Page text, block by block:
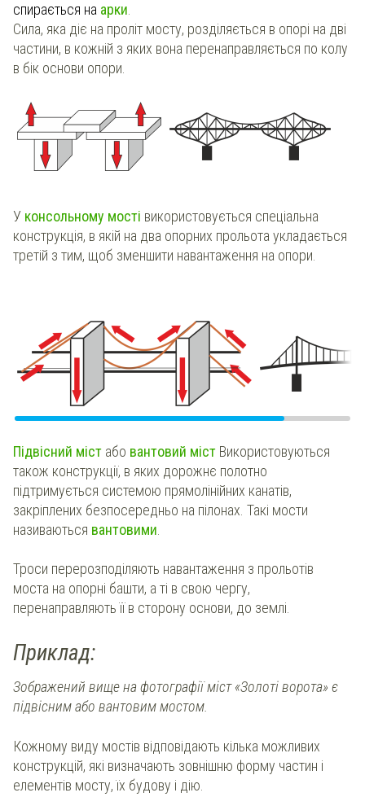
спирається на арки.
Сила, яка діє на проліт мосту, розділяється в опорі на дві
частини, в кожній з яких вона перенаправляється по колу
в бік основи опори.
У консольному мості використовується спеціальна
конструкція, в якій на два опорних прольота укладається
третій з тим, щоб зменшити навантаження на опори.
Підвісний міст або вантовий міст Використовуються
також конструкції, в яких дорожнє полотно
підтримується системою прямолінійних канатів,
закріплених безпосередньо на пілонах. Такі мости
називаються вантовими.
Троси перерозподіляють навантаження з прольотів
моста на опорні башти, а ті в свою чергу,
перенаправляють її в сторону основи, до землі.
Приклад:
Зображений вище на фотографії міст «Золоті ворота» є
підвісним або вантовим мостом.
Кожному виду мостів відповідають кілька можливих
конструкцій, які визначають зовнішню форму частин і
елементів мосту, їх будову і дію.